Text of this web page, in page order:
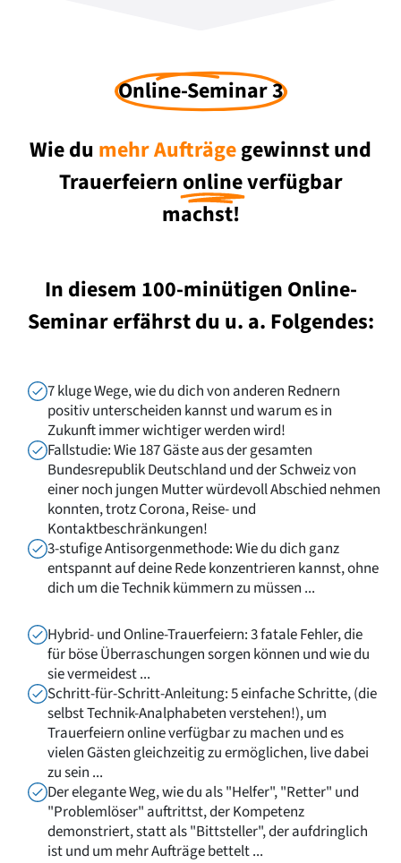
Online-Seminar 3
Wie du mehr Aufträgegewinnst und
Trauerfeiern onlineverfügbar
machst!
In diesem 100-minütigen Online-
Seminar erfährst du u. a. Folgendes:
7 kluge Wege, wie du dich von anderen Rednern
positiv unterscheiden kannst und warum es in
Zukunft immer wichtiger werden wird!
Fallstudie: Wie 187 Gäste aus der gesamten
Bundesrepublik Deutschland und der Schweiz von
einer noch jungen Mutter würdevoll Abschied nehmen
konnten, trotz Corona, Reise- und
Kontaktbeschränkungen!
3-stufige Antisorgenmethode: Wie du dich ganz
entspannt auf deine Rede konzentrieren kannst, ohne
dich um die Technik kümmern zu müssen ...
Hybrid- und Online-Trauerfeiern: 3 fatale Fehler, die
für böse Überraschungen sorgen können und wie du
sie vermeidest ...
Schritt-für-Schritt-Anleitung: 5 einfache Schritte, (die
selbst Technik-Analphabeten verstehen!), um
Trauerfeiern online verfügbar zu machen und es
vielen Gästen gleichzeitig zu ermöglichen, live dabei
zu sein ...
Der elegante Weg, wie du als "Helfer", "Retter" und
"Problemlöser" auftrittst, der Kompetenz
demonstriert, statt als "Bittsteller", der aufdringlich
ist und um mehr Aufträge bettelt ...